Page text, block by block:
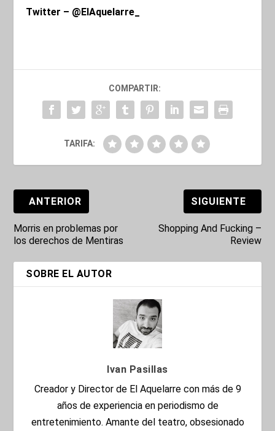
Twitter – @ElAquelarre_
COMPARTIR:
TARIFA:
ANTERIOR
Morris en problemas por
los derechos de Mentiras
SIGUIENTE
Shopping And Fucking –
Review
SOBRE EL AUTOR
Ivan Pasillas
Creador y Director de El Aquelarre con más de 9
años de experiencia en periodismo de
entretenimiento. Amante del teatro, obsesionado